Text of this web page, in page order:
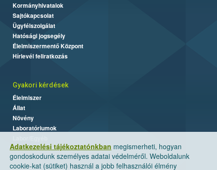
Adatkezelési tájékoztatónkban megismerheti, hogyan
gondoskodunk személyes adatai védelméről. Weboldalunk
cookie-kat (sütiket) használ a jobb felhasználói élmény
Kormányhivatalok
Sajtókapcsolat
Ügyfélszolgálat
Hatósági jogsegély
Élelmiszermentő Központ
Hírlevél feliratkozás
Gyakori kérdések
Élelmiszer
Állat
Növény
Laboratóriumok